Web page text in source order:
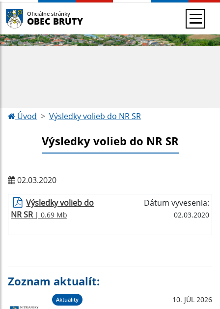
Oficiálne stránky
OBEC BRUTY
Úvod Výsledky volieb do NR SR
Výsledky volieb do NR SR
02.03.2020
Výsledky volieb do
NR SR| 0.69 Mb
Dátum vyvesenia:
02.03.2020
Zoznam aktualít:
Aktuality 10. JÚL 2026